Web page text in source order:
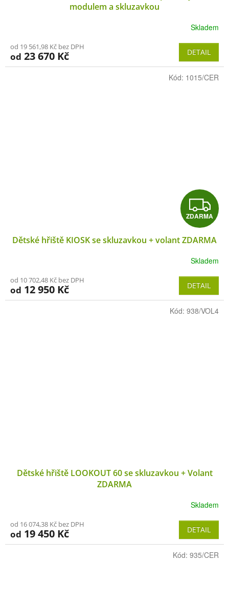
M
A
modulem a skluzavkou
Skladem
od 19 561,98 Kč bez DPH
od 23 670 Kč DETAIL
Z
D
A
R
M
A
ZDARMA
Dětské hřiště KIOSK se skluzavkou + volant ZDARMA
Skladem
od 10 702,48 Kč bez DPH
od 12 950 Kč DETAIL
Kód: 1015/CER
Dětské hřiště LOOKOUT 60 se skluzavkou + Volant
ZDARMA
Skladem
od 16 074,38 Kč bez DPH
od 19 450 Kč DETAIL
Kód: 938/VOL4
Kód: 935/CER